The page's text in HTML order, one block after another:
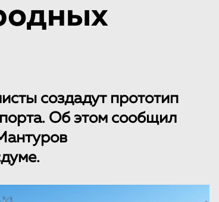
создадут прототип
Об этом сообщил